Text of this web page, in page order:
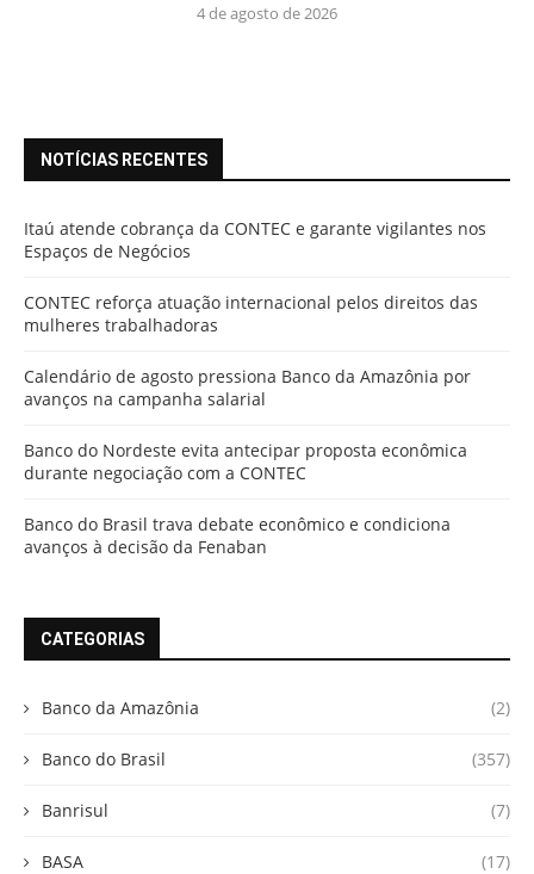
4 de agosto de 2026
NOTÍCIAS RECENTES
Itaú atende cobrança da CONTEC e garante vigilantes nos
Espaços de Negócios
CONTEC reforça atuação internacional pelos direitos das
mulheres trabalhadoras
Calendário de agosto pressiona Banco da Amazônia por
avanços na campanha salarial
Banco do Nordeste evita antecipar proposta econômica
durante negociação com a CONTEC
Banco do Brasil trava debate econômico e condiciona
avanços à decisão da Fenaban
CATEGORIAS
Banco da Amazônia (2)
Banco do Brasil (357)
Banrisul (7)
BASA (17)